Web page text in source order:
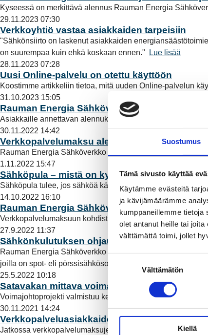
Suostumus
Tämä sivusto käyttää
Käytämme evästeitä
ja kävijämäärämme
kumppaneillemme
olet antanut heille tai
välttämättä toimi, jollet
s
u
m
Välttämätön
Kiellä
Kyseessä on merkittävä alennus Rauman Energia
29.11.2023 07:30
Verkkoyhtiö vastaa asiakkaiden tarpeisiin
"Sähkönsiirto on laskenut asiakkaiden
on suurempaa kuin ehkä koskaan ennen."
Lue lisää
28.11.2023 07:28
Uusi Online-palvelu on otettu käyttöön
Koostimme artikkeliin tietoa, mitä uuden Online-palvelun
31.10.2023 15:05
Rauman Energia Sähköverkko laskee
Asiakkaille annettavan alennuksen kokonaisvaikutus on
30.11.2022 14:42
Verkkopalvelumaksu alenee joulukuun alusta
Rauman Energia Sähköverkko Oy tiedotti lokakuun
1.11.2022 15:47
Sähköpula – mistä on kyse?
Sähköpula tulee, jos sähköä käytetään enemmän kuin sitä
14.10.2022 16:10
Rauman Energia Sähköverkko alentaa
Verkkopalvelumaksuun kohdistuvan hintojen alennuksen
27.9.2022 11:37
Sähkönkulutuksen ohjaus mahdollista
Rauman Energia Sähköverkko tarjoaa lokakuun alusta
joilla on spot- eli pörssisähkösopimus.
25.5.2022 10:18
Satavakan mittava voimajohtoprojekti näkyy
Voimajohtoprojekti valmistuu kesäkuussa. Sen aikana on
30.11.2021 14:24
Verkkopalveluasiakkaidemme laskutuksessa
Jatkossa verkkopalvelumaksujen (perusmaksu,